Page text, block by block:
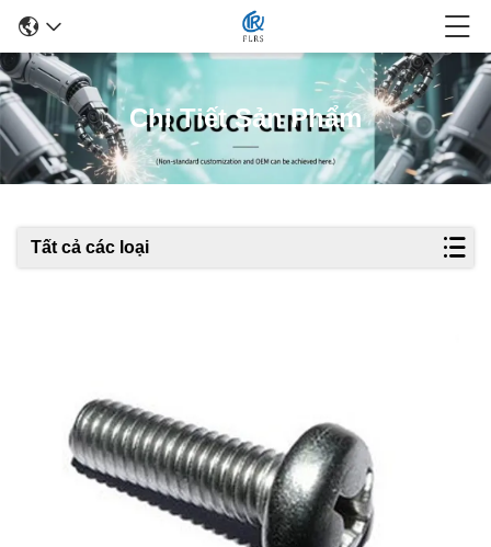
Chi Tiết Sản Phẩm
Tất cả các loại